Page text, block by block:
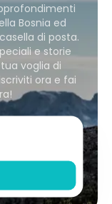
Bosnia ed
di posta.
e storie
voglia di
ora e fai